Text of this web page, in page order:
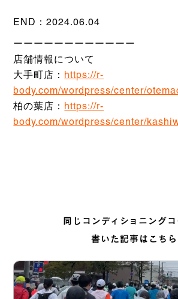
END：2024.06.04
ーーーーーーーーーーーー
店舗情報について
大手町店：
https://r-
body.com/wordpress/center/
柏の葉店：
https://r-
body.com/wordpress/center/
同じコンディショニング
書いた記事はこちら